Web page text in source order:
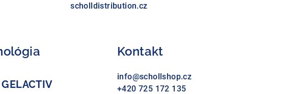
scholldistribution.cz
Kontakt
info@schollshop.cz
+420 725 172 135